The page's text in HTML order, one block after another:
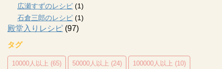
広瀬すずのレシピ (1)
石倉三郎のレシピ (1)
殿堂入りレシピ (97)
タグ
10000人以上 (65) 50000人以上 (24) 100000人以上 (10)